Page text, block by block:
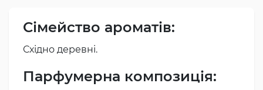
Сімейство ароматів:
Східно деревні.
Парфумерна композиція: